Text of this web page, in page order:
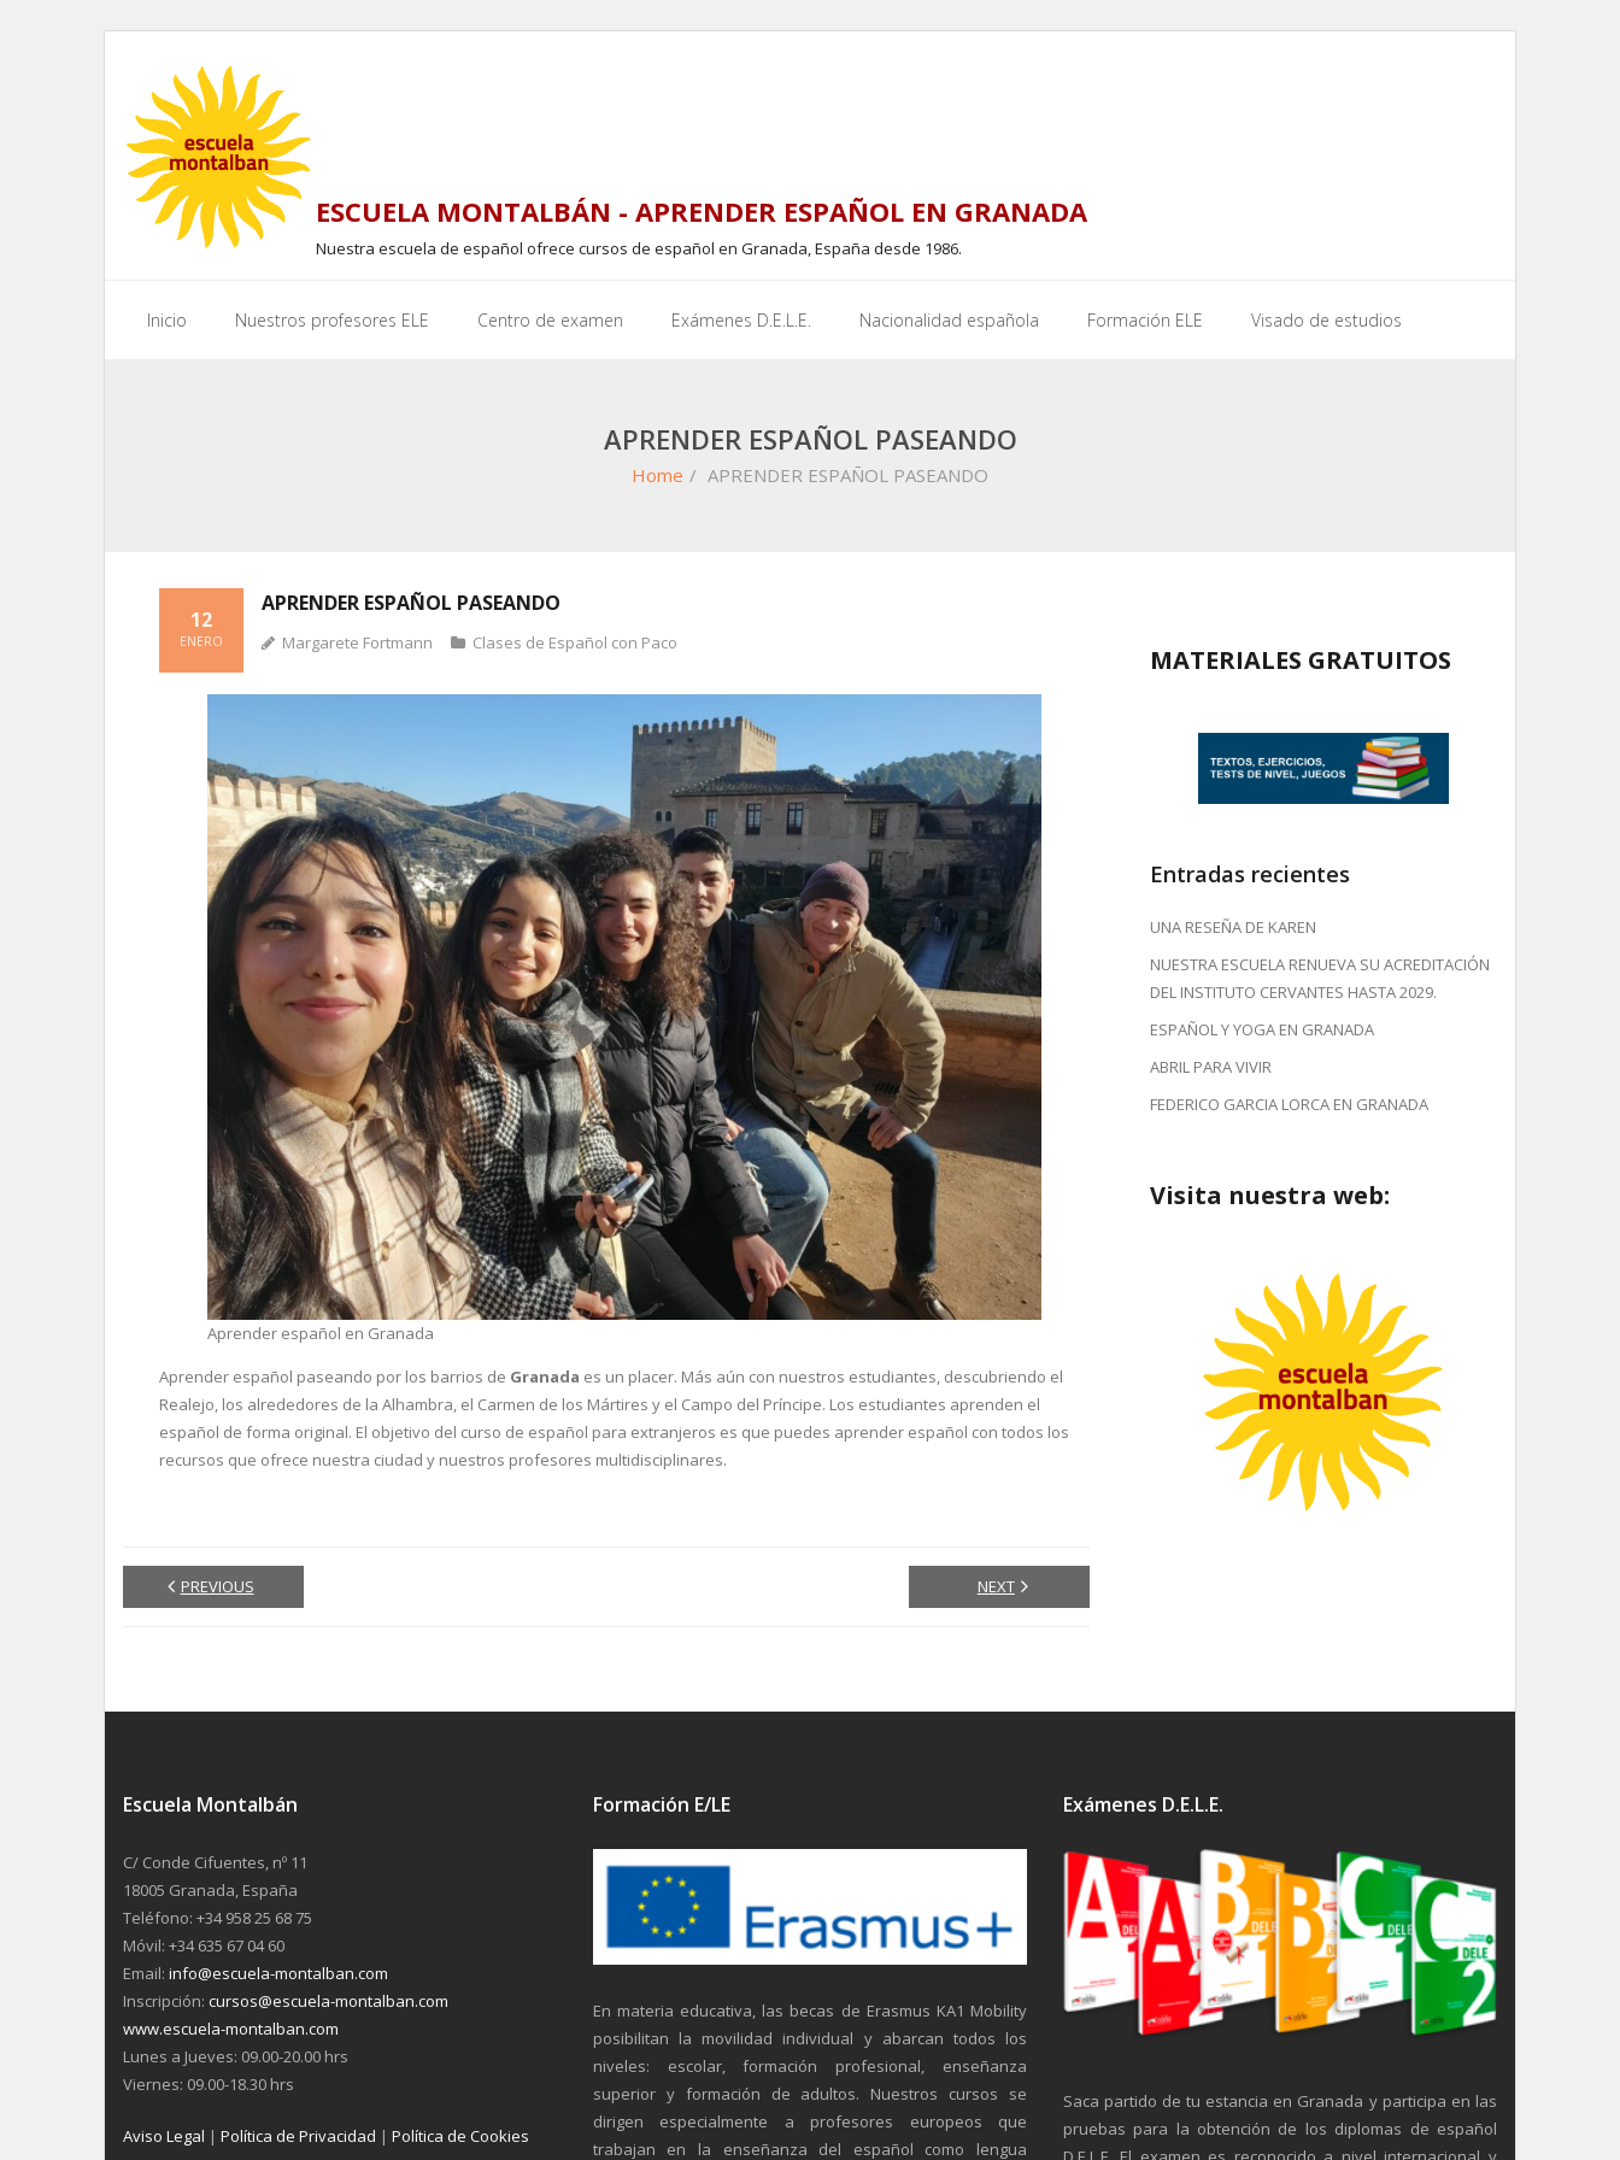
content
ESCUELA MONTALBÁN - APRENDER ESPAÑOL EN GRANADA
Nuestra escuela de español ofrece cursos de español en Granada, España desde 1986.
Inicio Nuestros profesores ELE Centro de examen Exámenes D.E.L.E. Nacionalidad española Formación ELE Visado de estudios
APRENDER ESPAÑOL PASEANDO
Home / APRENDER ESPAÑOL PASEANDO
APRENDER ESPAÑOL PASEANDO
12
ENERO Margarete Fortmann Clases de Español con Paco
Aprender español en Granada
Aprender español paseando por los barrios de Granada es un placer. Más aún con nuestros estudiantes, descubriendo el
Realejo, los alrededores de la Alhambra, el Carmen de los Mártires y el Campo del Príncipe. Los estudiantes aprenden el
español de forma original. El objetivo del curso de español para extranjeros es que puedes aprender español con todos los
recursos que ofrece nuestra ciudad y nuestros profesores multidisciplinares.
PREVIOUS NEXT
MATERIALES GRATUITOS
Entradas recientes
UNA RESEÑA DE KAREN
NUESTRA ESCUELA RENUEVA SU ACREDITACIÓN
DEL INSTITUTO CERVANTES HASTA 2029.
ESPAÑOL Y YOGA EN GRANADA
ABRIL PARA VIVIR
FEDERICO GARCIA LORCA EN GRANADA
Visita nuestra web:
Escuela Montalbán
C/ Conde Cifuentes, nº 11
18005 Granada, España
Teléfono: +34 958 25 68 75
Móvil: +34 635 67 04 60
Email: info@escuela-montalban.com
Inscripción: cursos@escuela-montalban.com
www.escuela-montalban.com
Lunes a Jueves: 09.00-20.00 hrs
Viernes: 09.00-18.30 hrs
Aviso Legal | Política de Privacidad | Política de Cookies
Formación E/LE
En materia educativa, las becas de Erasmus KA1 Mobility
posibilitan la movilidad individual y abarcan todos los
niveles: escolar, formación profesional, enseñanza
superior y formación de adultos. Nuestros cursos se
dirigen especialmente a profesores europeos que
trabajan en la enseñanza del español como lengua
Exámenes D.E.L.E.
Saca partido de tu estancia en Granada y participa en las
pruebas para la obtención de los diplomas de español